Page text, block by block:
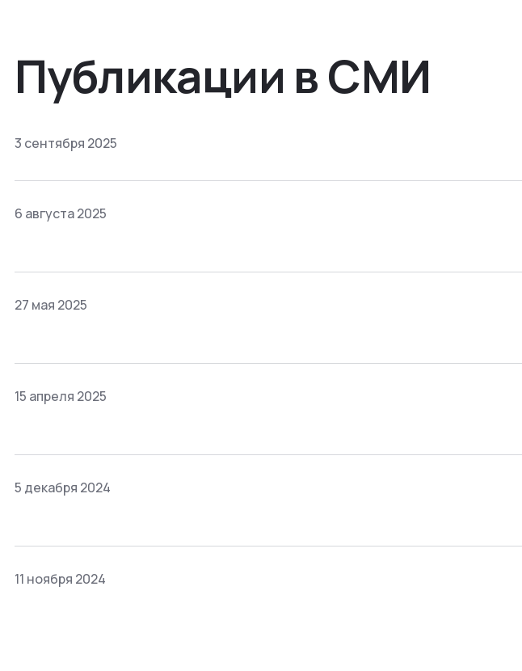
Публикации в СМИ
3 сентября 2025
6 августа 2025
27 мая 2025
15 апреля 2025
5 декабря 2024
11 ноября 2024